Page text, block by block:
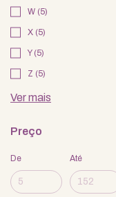
W (5)
X (5)
Y (5)
Z (5)
Ver mais
Preço
De Até